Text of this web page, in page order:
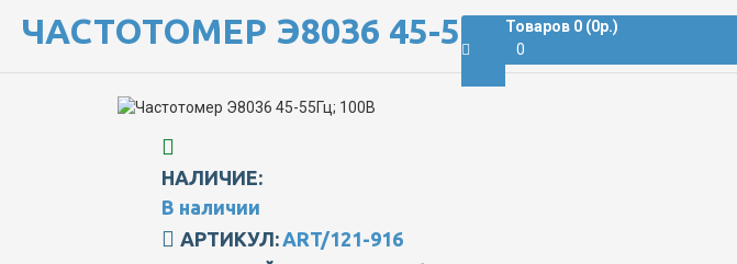
Товаров 0 (0р.)
0
ЧАСТОТОМЕР Э8036 45-55ГЦ; 100В
НАЛИЧИЕ:
В наличии
АРТИКУЛ: ART/121-916